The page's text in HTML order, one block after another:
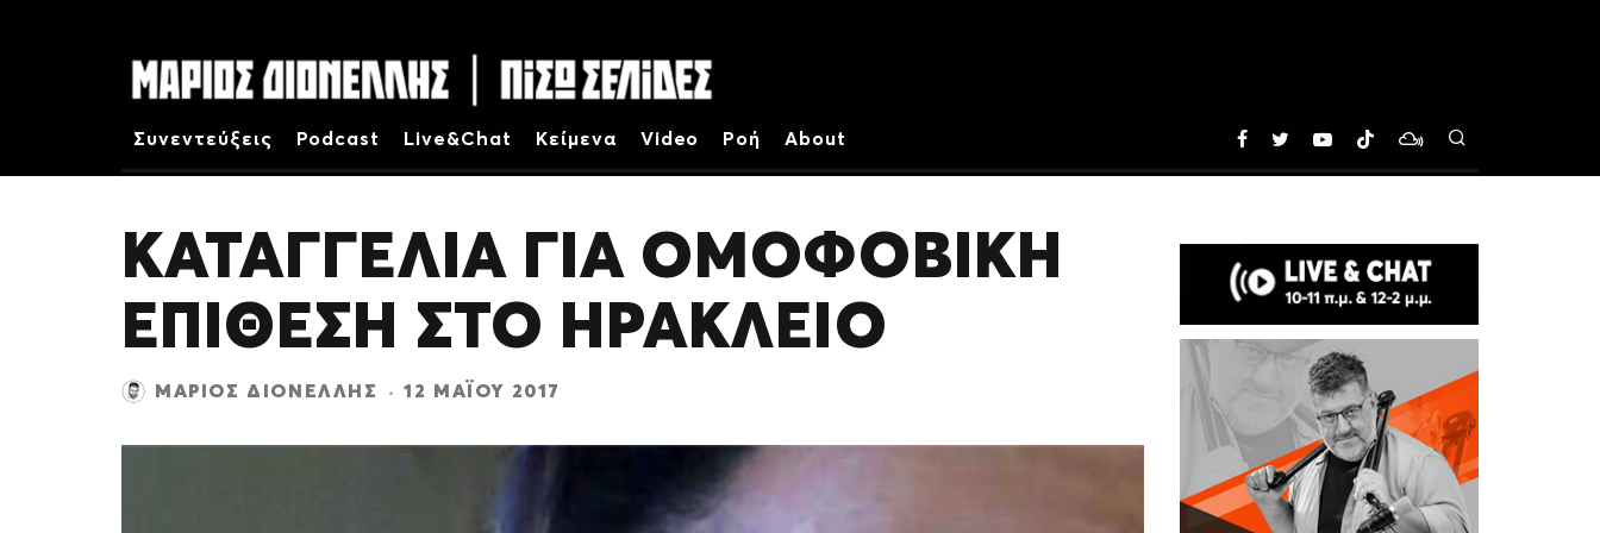
Συνεντεύξεις Podcast Live&Chat Κείμενα Video Ροή About
ΚΑΤΑΓΓΕΛΙΑ ΓΙΑ ΟΜΟΦΟΒΙΚΗ
ΕΠΙΘΕΣΗ ΣΤΟ ΗΡΑΚΛΕΙΟ
ΜΆΡΙΟΣ ΔΙΟΝΈΛΛΗΣ · 12 ΜΑΪ́ΟΥ 2017